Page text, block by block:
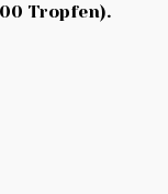
Tropfen).